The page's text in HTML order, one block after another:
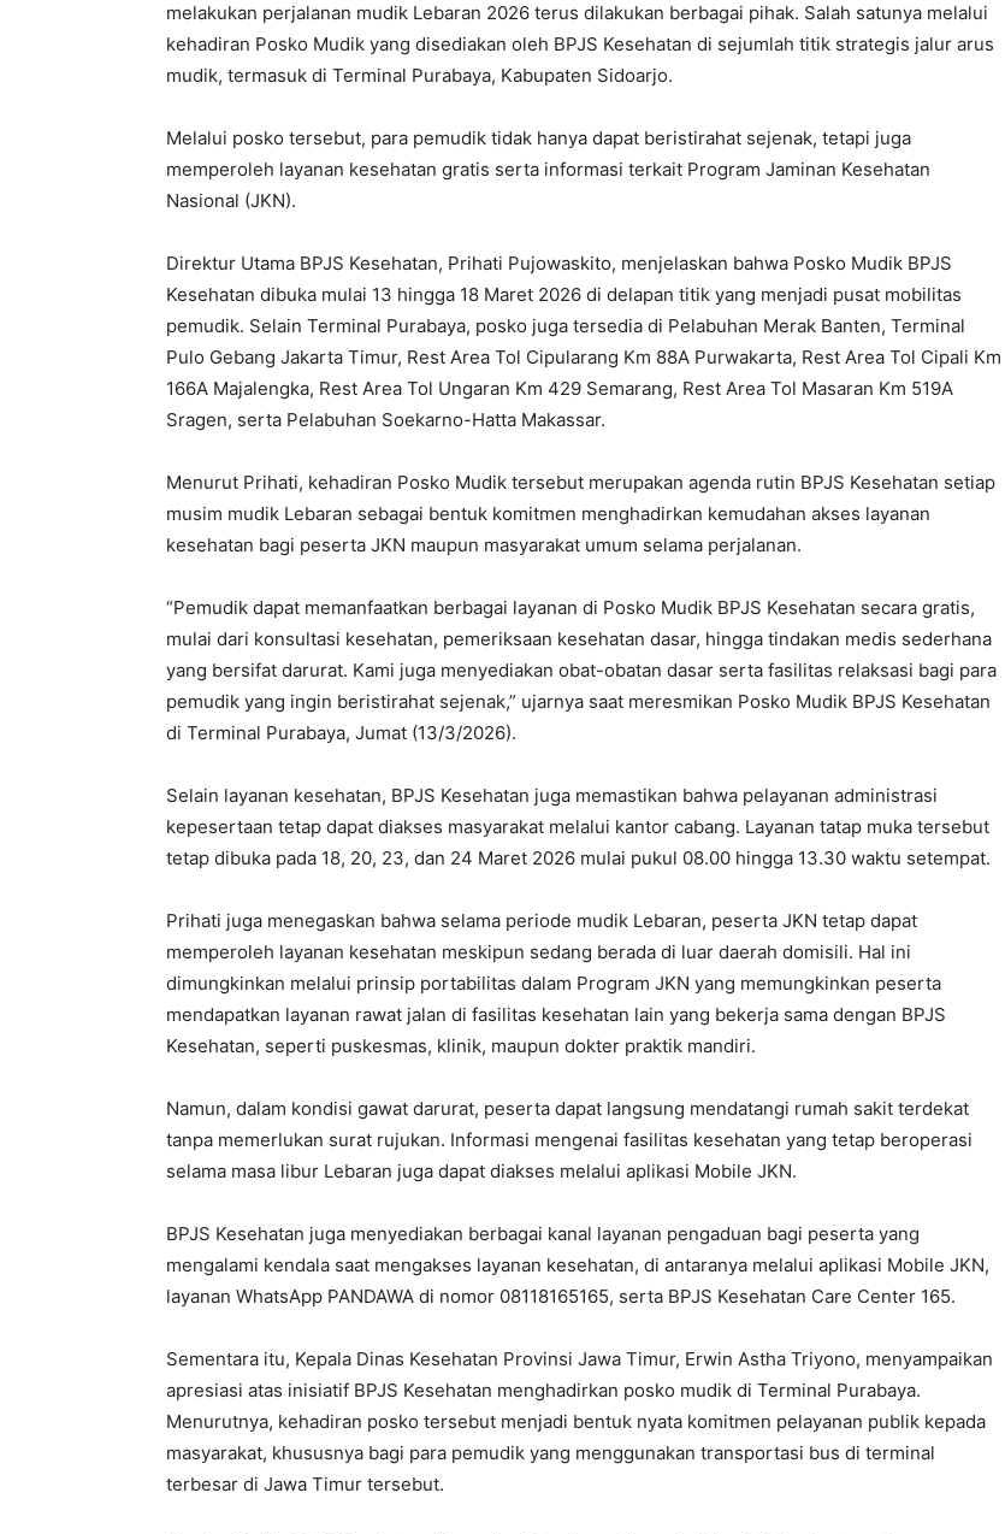
melakukan perjalanan mudik Lebaran 2026 terus dilakukan berbagai pihak. Salah satunya melalui
kehadiran Posko Mudik yang disediakan oleh BPJS Kesehatan di sejumlah titik strategis jalur arus
mudik, termasuk di Terminal Purabaya, Kabupaten Sidoarjo.
Melalui posko tersebut, para pemudik tidak hanya dapat beristirahat sejenak, tetapi juga
memperoleh layanan kesehatan gratis serta informasi terkait Program Jaminan Kesehatan
Nasional (JKN).
Direktur Utama BPJS Kesehatan, Prihati Pujowaskito, menjelaskan bahwa Posko Mudik BPJS
Kesehatan dibuka mulai 13 hingga 18 Maret 2026 di delapan titik yang menjadi pusat mobilitas
pemudik. Selain Terminal Purabaya, posko juga tersedia di Pelabuhan Merak Banten, Terminal
Pulo Gebang Jakarta Timur, Rest Area Tol Cipularang Km 88A Purwakarta, Rest Area Tol Cipali Km
166A Majalengka, Rest Area Tol Ungaran Km 429 Semarang, Rest Area Tol Masaran Km 519A
Sragen, serta Pelabuhan Soekarno-Hatta Makassar.
Menurut Prihati, kehadiran Posko Mudik tersebut merupakan agenda rutin BPJS Kesehatan setiap
musim mudik Lebaran sebagai bentuk komitmen menghadirkan kemudahan akses layanan
kesehatan bagi peserta JKN maupun masyarakat umum selama perjalanan.
“Pemudik dapat memanfaatkan berbagai layanan di Posko Mudik BPJS Kesehatan secara gratis,
mulai dari konsultasi kesehatan, pemeriksaan kesehatan dasar, hingga tindakan medis sederhana
yang bersifat darurat. Kami juga menyediakan obat-obatan dasar serta fasilitas relaksasi bagi para
pemudik yang ingin beristirahat sejenak,” ujarnya saat meresmikan Posko Mudik BPJS Kesehatan
di Terminal Purabaya, Jumat (13/3/2026).
Selain layanan kesehatan, BPJS Kesehatan juga memastikan bahwa pelayanan administrasi
kepesertaan tetap dapat diakses masyarakat melalui kantor cabang. Layanan tatap muka tersebut
tetap dibuka pada 18, 20, 23, dan 24 Maret 2026 mulai pukul 08.00 hingga 13.30 waktu setempat.
Prihati juga menegaskan bahwa selama periode mudik Lebaran, peserta JKN tetap dapat
memperoleh layanan kesehatan meskipun sedang berada di luar daerah domisili. Hal ini
dimungkinkan melalui prinsip portabilitas dalam Program JKN yang memungkinkan peserta
mendapatkan layanan rawat jalan di fasilitas kesehatan lain yang bekerja sama dengan BPJS
Kesehatan, seperti puskesmas, klinik, maupun dokter praktik mandiri.
Namun, dalam kondisi gawat darurat, peserta dapat langsung mendatangi rumah sakit terdekat
tanpa memerlukan surat rujukan. Informasi mengenai fasilitas kesehatan yang tetap beroperasi
selama masa libur Lebaran juga dapat diakses melalui aplikasi Mobile JKN.
BPJS Kesehatan juga menyediakan berbagai kanal layanan pengaduan bagi peserta yang
mengalami kendala saat mengakses layanan kesehatan, di antaranya melalui aplikasi Mobile JKN,
layanan WhatsApp PANDAWA di nomor 08118165165, serta BPJS Kesehatan Care Center 165.
Sementara itu, Kepala Dinas Kesehatan Provinsi Jawa Timur, Erwin Astha Triyono, menyampaikan
apresiasi atas inisiatif BPJS Kesehatan menghadirkan posko mudik di Terminal Purabaya.
Menurutnya, kehadiran posko tersebut menjadi bentuk nyata komitmen pelayanan publik kepada
masyarakat, khususnya bagi para pemudik yang menggunakan transportasi bus di terminal
terbesar di Jawa Timur tersebut.